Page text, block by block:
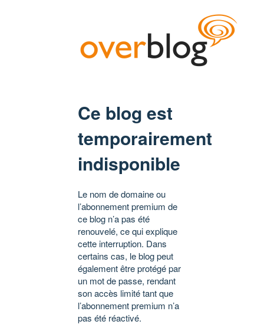
Ce blog est
temporairement
indisponible
Le nom de domaine ou
l’abonnement premium de
ce blog n’a pas été
renouvelé, ce qui explique
cette interruption. Dans
certains cas, le blog peut
également être protégé par
un mot de passe, rendant
son accès limité tant que
l’abonnement premium n’a
pas été réactivé.